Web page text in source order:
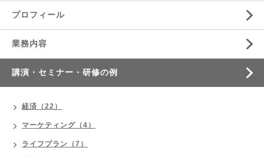
プロフィール
業務内容
講演・セミナー・研修の例
経済（22）
マーケティング（4）
ライフプラン（7）